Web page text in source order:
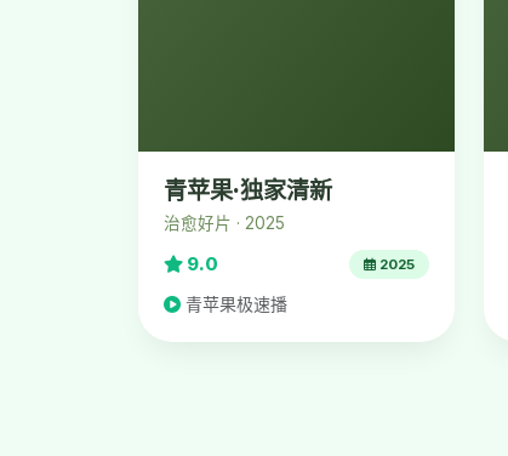
青苹果·独家清新
治愈好片 · 2025
9.0 2025
青苹果极速播